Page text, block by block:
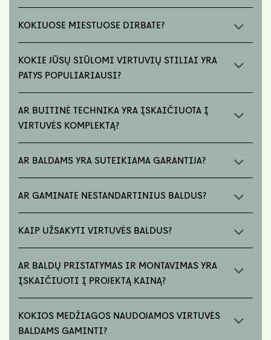
KOKIUOSE MIESTUOSE DIRBATE?
KOKIE JŪSŲ SIŪLOMI VIRTUVIŲ STILIAI YRA
PATYS POPULIARIAUSI?
AR BUITINĖ TECHNIKA YRA ĮSKAIČIUOTA Į
VIRTUVĖS KOMPLEKTĄ?
AR BALDAMS YRA SUTEIKIAMA GARANTIJA?
AR GAMINATE NESTANDARTINIUS BALDUS?
KAIP UŽSAKYTI VIRTUVĖS BALDUS?
AR BALDŲ PRISTATYMAS IR MONTAVIMAS YRA
ĮSKAIČIUOTI Į PROJEKTĄ KAINĄ?
KOKIOS MEDŽIAGOS NAUDOJAMOS VIRTUVĖS
BALDAMS GAMINTI?